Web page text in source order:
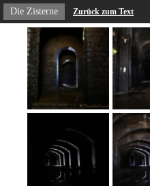
Die Zisterne Zurück zum Text